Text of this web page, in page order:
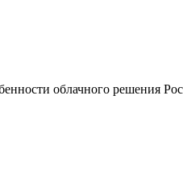
облачного решения